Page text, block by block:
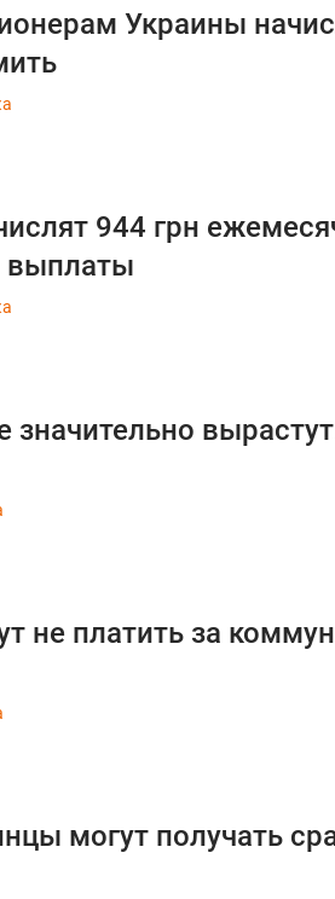
Украины
944 грн
выплаты
значительно
не платить за
могут получать